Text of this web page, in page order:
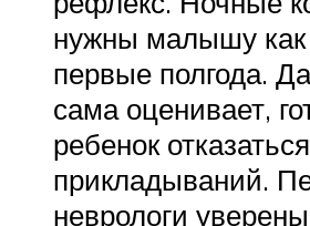
нужны малышу
первые полгода.
сама оценивает,
ребенок
прикладываний.
неврологи